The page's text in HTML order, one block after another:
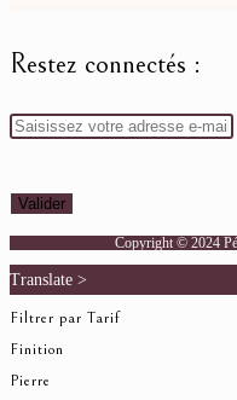
Restez connectés :
Copyright © 2024
Translate >
Filtrer par Tarif
Finition
Pierre